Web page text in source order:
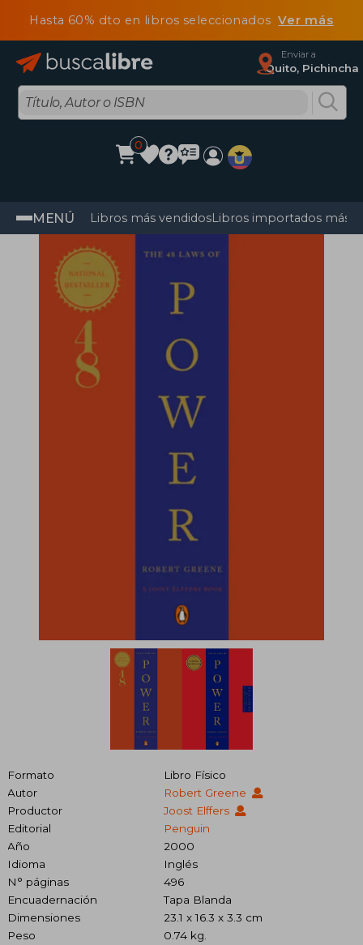
Hasta 60% dto en libros seleccionadosVer más
Enviar a
Quito, Pichincha
0
MENÚ Libros más vendidosLibros importados más
Formato
Libro Físico
Autor
Robert Greene
Productor
Joost Elffers
Editorial
Penguin
Año
2000
Idioma
Inglés
N° páginas
496
Encuadernación
Tapa Blanda
Dimensiones
23.1 x 16.3 x 3.3 cm
Peso
0.74 kg.